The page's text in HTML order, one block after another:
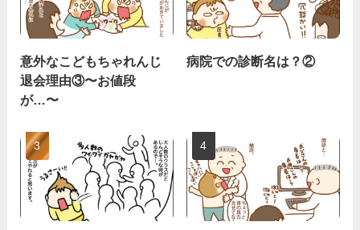
意外なこどもちゃれんじ
退会理由③〜お値段
が…〜
病院での診断名は？②